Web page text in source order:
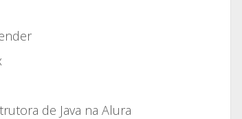
de Java na Alura